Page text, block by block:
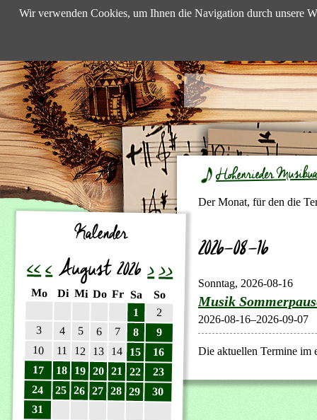
Hohenrieder
Der Monat, für den die
2026-08-16
Sonntag, 2026-08-16
Musik
2026-08-16–2026-09-07
Die aktuellen Termine
Kalender
<<<August 2026>>>
Montag
Dienstag
Mittwoch
Donnerstag
Freitag
Samstag
Sonntag
1 2
3 4 5 6 7 8 9
10 11 12 13 14 15 16
17 18 19 20 21 22 23
24 25 26 27 28 29
30
31
Wir verwenden Cookies, um Ihnen die Navigation durch unsere